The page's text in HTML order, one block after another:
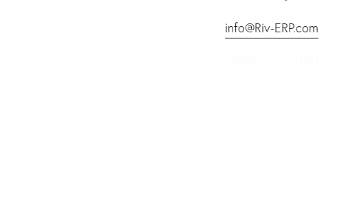
info@Riv-ERP.com